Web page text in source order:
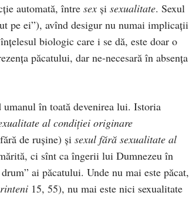
automată, între sex şi sexualitate. Sexul
pe ei”), avînd de­sigur nu numai implicaţii
biologic care i se dă, este doar o
păcatului, dar ne-necesară în absenţa
în toată devenirea lui. Istoria
al condiţiei originare
de ruşine) şi sexul fără sexualitate al
ci sînt ca îngerii lui Dumnezeu în
ai păcatului. Unde nu mai este păcat,
15, 55), nu mai este nici sexuali­tate